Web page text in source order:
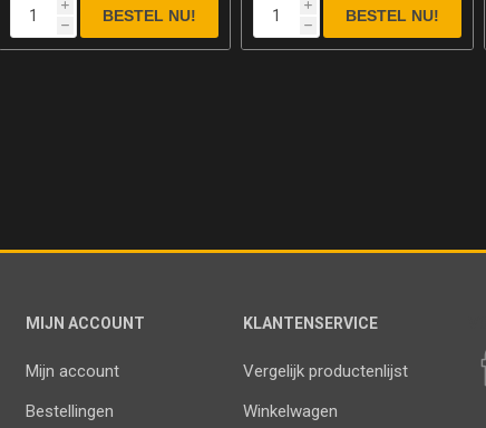
i
h
i
h
MIJN ACCOUNT
Mijn account
Bestellingen
KLANTENSERVICE
Vergelijk productenlijst
Winkelwagen